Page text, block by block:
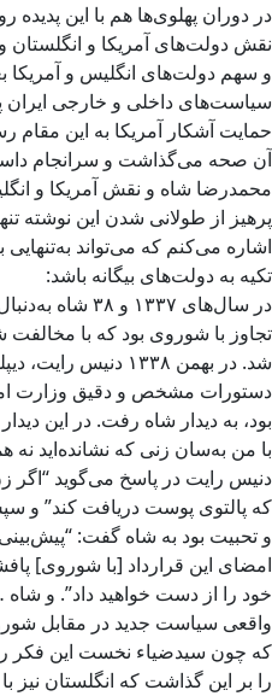
در دوران پهلوی‌ها هم با این
سیاست‌های داخلی و خارجی ایران
حمایت آشکار آمریکا به این مقام
آن صحه می‌گذاشت و سرانجام
محمدرضا شاه و نقش آمریکا و
پرهیز از طولانی شدن این نوشته
اشاره می‌کنم که می‌تواند به‌تنهایی
تکیه به دولت‌های بیگانه باشد:
در سال‌های
تجاوز با شوروی بود که با مخالفت
شد. در بهمن ۱۳۳۸
دستورات مشخص و دقیق وزارت
بود، به دیدار شاه رفت. در این
با من به‌سان زنی که نشانده‌اید
دنیس رایت در پاسخ می‌گوید “اگر
که پالتوی پوست دریافت کند” و
و تحبیت بود به شاه گفت:
امضای این قرارداد [با شوروی]
خود را از دست خواهید داد”. و
واقعی سیاست جدید در مقابل
که چون سیدضیاء نخست این فکر
را بر این گذاشت که انگلستان نیز